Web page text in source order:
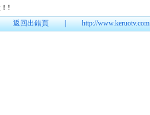
!
返回出錯頁|http://www.keruotv.com